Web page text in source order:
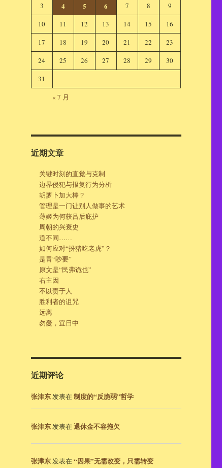
3 4 5 6 7 8
9
10
11 12 13 14 15
16
17
18 19 20 21 22
23
24
25 26 27 28 29
30
31
« 7 月
近期文章
关键时刻的直觉与克制
边界侵犯与报复行为分析
胡萝卜加大棒？
管理是一门让别人做事的艺术
薄姬为何获吕后庇护
周朝的兴衰史
道不同……
如何应对“扮猪吃老虎”？
是胃“眇要”
原文是“民弗诡也”
右主因
不以责于人
胜利者的诅咒
远离
勿憂，宜日中
近期评论
张津东发表在制度的“反脆弱”哲学
张津东发表在退休金不容拖欠
张津东发表在“因果”无需改变，只需转变